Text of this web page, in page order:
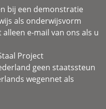
bij een demonstratie
als onderwijsvorm
e-mail van ons als u
Project
geen staatssteun
wegennet als